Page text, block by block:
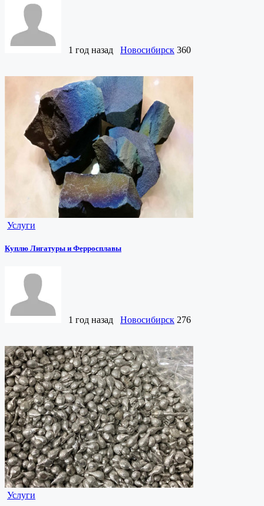
1 год назад Новосибирск 360
Услуги
Куплю Лигатуры и Ферросплавы
1 год назад Новосибирск 276
Услуги